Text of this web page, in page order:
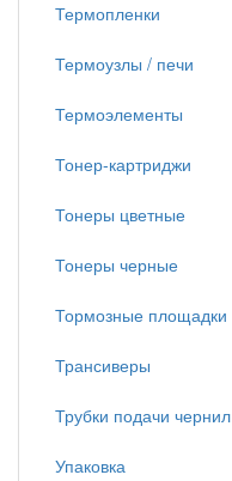
Термопленки
Термоузлы / печи
Термоэлементы
Тонер-картриджи
Тонеры цветные
Тонеры черные
Тормозные площадки
Трансиверы
Трубки подачи чернил
Упаковка